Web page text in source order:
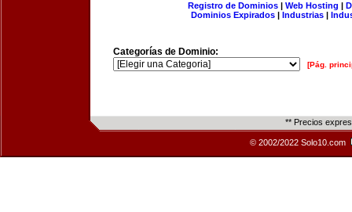
Registro de Dominios| Web Hosting |
Dominios Expirados | Industrias |
Categorías de Dominio:
[Pág.
** Precios
© 2002/2022 Solo10.com